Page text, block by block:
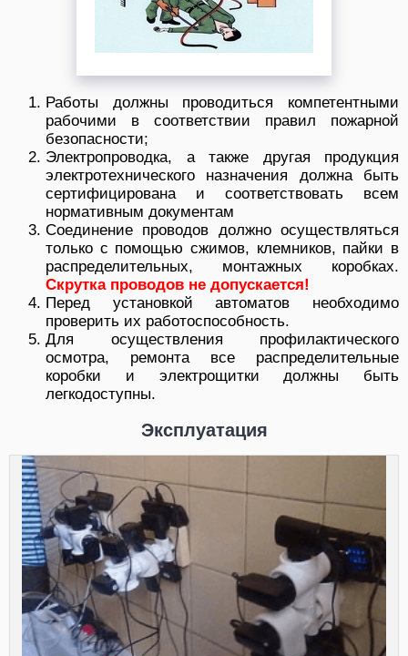
Работы должны проводиться компетентными
рабочими в соответствии правил пожарной
безопасности;
Электропроводка, а также другая продукция
электротехнического назначения должна быть
сертифицирована и соответствовать всем
нормативным документам
Соединение проводов должно осуществляться
только с помощью сжимов, клемников, пайки в
распределительных, монтажных коробках.
Скрутка проводов не допускается!
Перед установкой автоматов необходимо
проверить их работоспособность.
Для осуществления профилактического
осмотра, ремонта все распределительные
коробки и электрощитки должны быть
легкодоступны.
Эксплуатация